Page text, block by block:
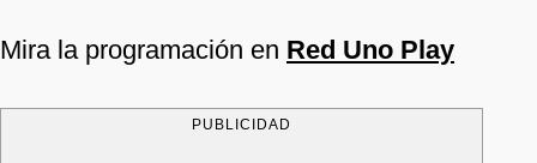
Mira la programación en Red Uno Play
PUBLICIDAD